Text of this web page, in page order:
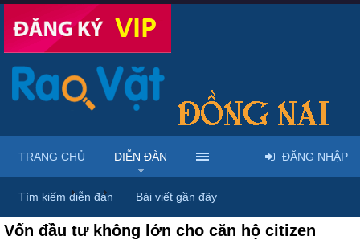
Diễn đàn ... Nhà đất – Bất động sản
Vốn đầu tư không lớn cho căn hộ citizen
TRANG CHỦ DIỄN ĐÀN
Tìm kiếm diễn đàn Bài viết gần đây
ĐĂNG NHẬP